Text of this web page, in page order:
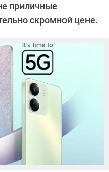
приличные
скромной цене.